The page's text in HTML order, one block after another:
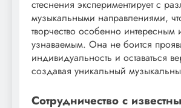
стеснения экспериментирует с
музыкальными направлениями,
творчество особенно интересным
узнаваемым. Она не боится
индивидуальность и оставаться
создавая уникальный
Сотрудничество с